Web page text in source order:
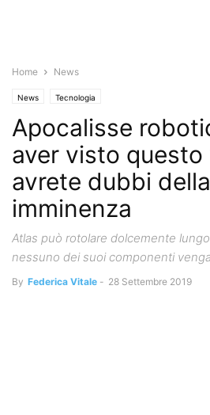
Home News
News Tecnologia
Apocalisse
aver visto
avrete dubbi
imminenza
Atlas può rotolare dolcemente
nessuno dei suoi componenti
By Federica Vitale - 28 Settembre 2019